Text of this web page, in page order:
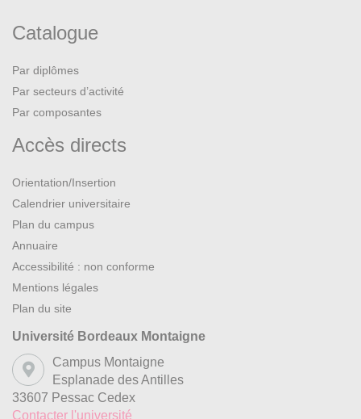
Catalogue
Par diplômes
Par secteurs d’activité
Par composantes
Accès directs
Orientation/Insertion
Calendrier universitaire
Plan du campus
Annuaire
Accessibilité : non conforme
Mentions légales
Plan du site
Université Bordeaux Montaigne
Campus Montaigne
Esplanade des Antilles
33607 Pessac Cedex
Contacter l'université